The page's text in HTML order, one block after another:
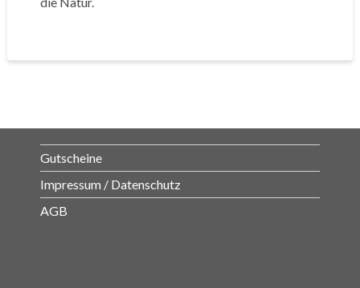
Gutscheine
Impressum / Datenschutz
AGB